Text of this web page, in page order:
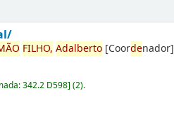
FILHO, Adalberto [Coordenador]
342.2 D598](2).